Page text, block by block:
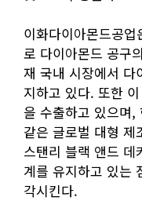
이화다이아몬드공
로 다이아몬드 공구
재 국내 시장에서 다
지하고 있다. 또한
을 수출하고 있으며
같은 글로벌 대형
스탠리 블랙 앤드 데
계를 유지하고 있는
각시킨다.